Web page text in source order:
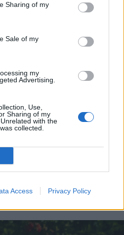
Sharing of my
Sale of my
my
Advertising.
Use,
Sharing of my
with the
collected.
Access Privacy Policy
tudjuk
már
is szó esik; a
felhasználásárólitt
.